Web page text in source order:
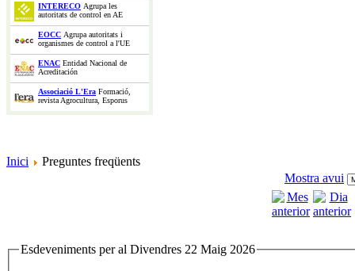
INTERECO Agrupa les
autoritats de control en AE
EOCC Agrupa autoritats i
organismes de control a l'UE
ENAC Entidad Nacional de
Acreditación
Associació L'Era Formació,
revista Agrocultura, Esporus
Inici
Preguntes freqüents
Mostra avui
Esdeveniments per al Divendres 22 Maig 2026